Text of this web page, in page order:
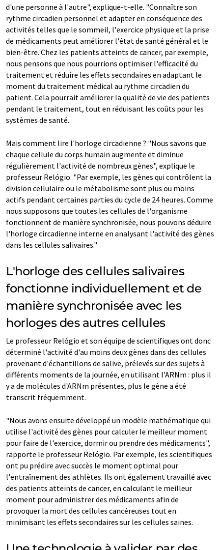
d'une personne à l'autre", explique-t-elle. "Connaître son
rythme circadien personnel et adapter en conséquence des
activités telles que le sommeil, l'exercice physique et la prise
de médicaments peut améliorer l'état de santé général et le
bien-être. Chez les patients atteints de cancer, par exemple,
nous pensons que nous pourrions optimiser l'efficacité du
traitement et réduire les effets secondaires en adaptant le
moment du traitement médical au rythme circadien du
patient. Cela pourrait améliorer la qualité de vie des patients
pendant le traitement, tout en réduisant les coûts pour les
systèmes de santé.
Mais comment lire l'horloge circadienne ? "Nous savons que
chaque cellule du corps humain augmente et diminue
régulièrement l'activité de nombreux gènes", explique le
professeur Relógio. "Par exemple, les gènes qui contrôlent la
division cellulaire ou le métabolisme sont plus ou moins
actifs pendant certaines parties du cycle de 24 heures. Comme
nous supposons que toutes les cellules de l'organisme
fonctionnent de manière synchronisée, nous pouvons déduire
l'horloge circadienne interne en analysant l'activité des gènes
dans les cellules salivaires."
L'horloge des cellules salivaires
fonctionne individuellement et de
manière synchronisée avec les
horloges des autres cellules
Le professeur Relógio et son équipe de scientifiques ont donc
déterminé l'activité d'au moins deux gènes dans des cellules
provenant d'échantillons de salive, prélevés sur des sujets à
différents moments de la journée, en utilisant l'ARNm : plus il
y a de molécules d'ARNm présentes, plus le gène a été
transcrit fréquemment.
"Nous avons ensuite développé un modèle mathématique qui
utilise l'activité des gènes pour calculer le meilleur moment
pour faire de l'exercice, dormir ou prendre des médicaments",
rapporte le professeur Relógio. Par exemple, les scientifiques
ont pu prédire avec succès le moment optimal pour
l'entraînement des athlètes. Ils ont également travaillé avec
des patients atteints de cancer, en calculant le meilleur
moment pour administrer des médicaments afin de
provoquer la mort des cellules cancéreuses tout en
minimisant les effets secondaires sur les cellules saines.